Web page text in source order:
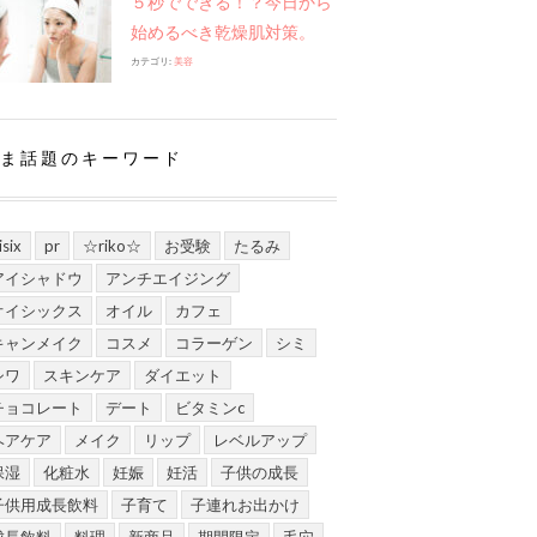
始めるべき乾燥肌対策。
カテゴリ: 美容
話題のキーワード
pr ☆riko☆ お受験
たるみ
イシャドウ
アンチエイジング
イシックス
オイル
カフェ
ャンメイク
コスメ コラーゲン
シミ
ワ
スキンケア
ダイエット
ョコレート
デート
ビタミンc
アケア
メイク リップ
レベルアップ
湿
化粧水 妊娠 妊活
子供の成長
供用成長飲料
子育て
子連れお出かけ